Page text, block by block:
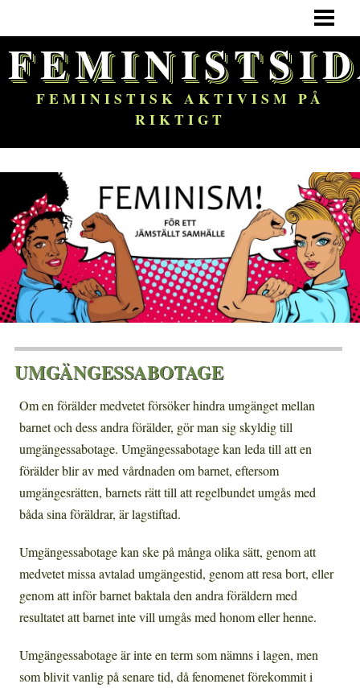
FEMINISM
OM BLOGGEN
FEMINISTISK AKTIVISM PÅ
RIKTIGT
UMGÄNGESSABOTAGE
Om en förälder medvetet försöker hindra umgänget mellan
barnet och dess andra förälder, gör man sig skyldig till
umgängessabotage. Umgängessabotage kan leda till att en
förälder blir av med vårdnaden om barnet, eftersom
umgängesrätten, barnets rätt till att regelbundet umgås med
båda sina föräldrar, är lagstiftad.
Umgängessabotage kan ske på många olika sätt, genom att
medvetet missa avtalad umgängestid, genom att resa bort, eller
genom att inför barnet baktala den andra föräldern med
resultatet att barnet inte vill umgås med honom eller henne.
Umgängessabotage är inte en term som nämns i lagen, men
som blivit vanlig på senare tid, då fenomenet förekommit i